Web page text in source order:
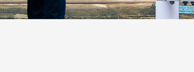
証飲食店メニュー SDGs